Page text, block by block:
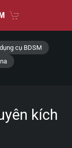
cụ BDSM
kích